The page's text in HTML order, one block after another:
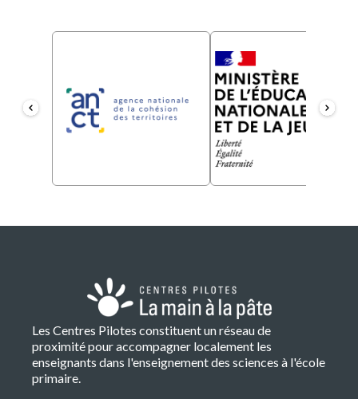
Les Centres Pilotes constituent un réseau de
proximité pour accompagner localement les
enseignants dans l'enseignement des sciences à l'école
primaire.